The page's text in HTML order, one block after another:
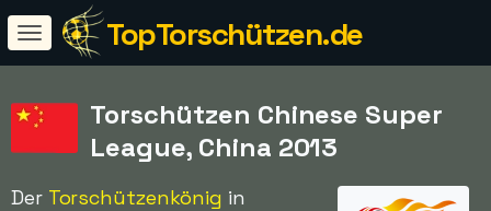
TopTorschützen.de
Torschützen Chinese Super
League, China 2013
Der Torschützenkönig in